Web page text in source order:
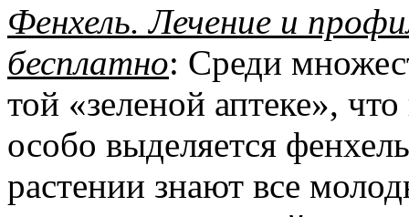
Фенхель. Лечение и
бесплатно: Среди
той «зеленой аптеке»,
особо выделяется
растении знают все